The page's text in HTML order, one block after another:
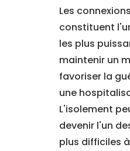
Les
constituent
les plus
maintenir un
favoriser la
une
L'isolement
devenir l'un
plus difficiles